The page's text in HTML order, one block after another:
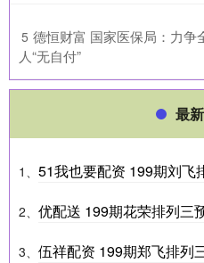
5 德恒财富 国家医保局：力争
人“无自付”
最
1、 51我也要配资 199期刘飞
2、 优配送 199期花荣排列三
3、 伍祥配资 199期郑飞排列